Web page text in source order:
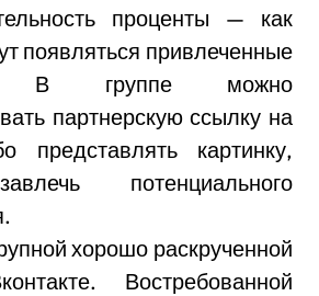
проценты — как
появляться привлеченные
В группе можно
партнерскую ссылку на
представлять картинку,
потенциального
хорошо раскрученной
Востребованной